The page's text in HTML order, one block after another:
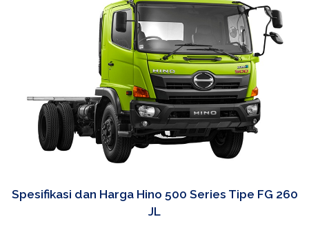
Spesifikasi dan Harga Hino 500 Series Tipe FG 260
JL